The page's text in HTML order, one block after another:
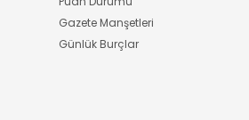
Gazete Manşetleri
Günlük Burçlar